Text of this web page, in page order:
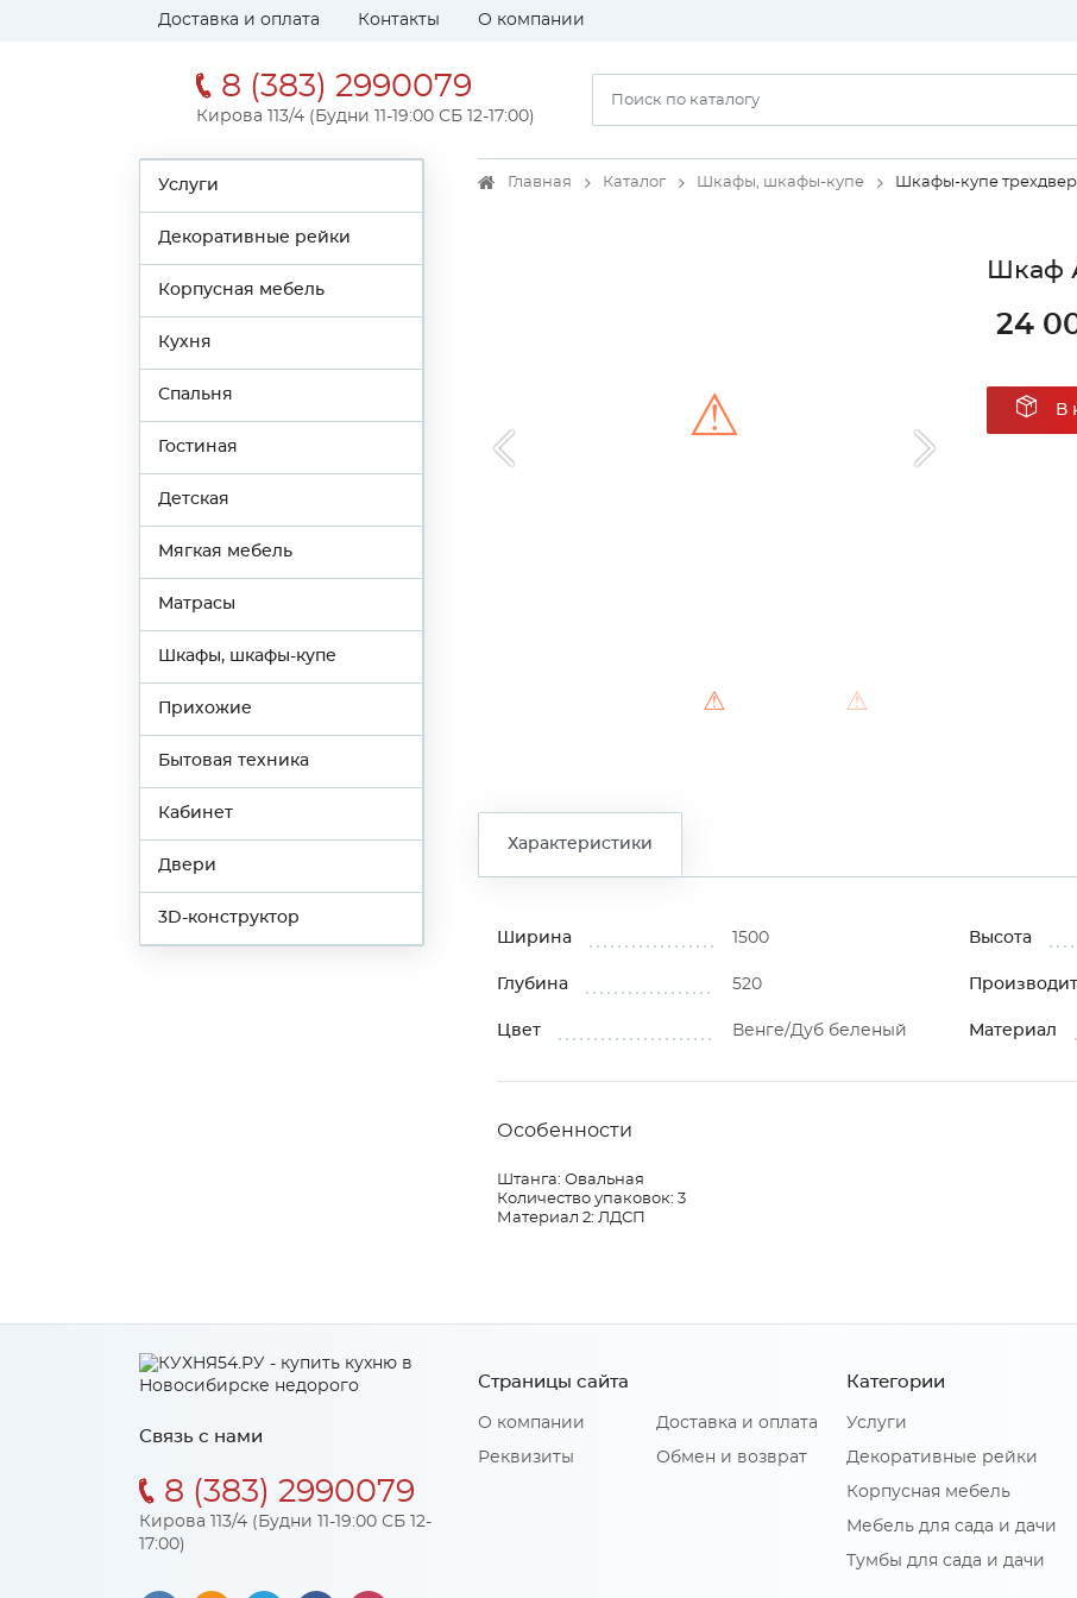
Доставка и оплата Контакты О компании
8 (383) 2990079
Кирова 113/4 (Будни 11-19:00 СБ 12-17:00)
Услуги
Декоративные рейки
Корпусная мебель
Кухня
Спальня
Гостиная
Детская
Мягкая мебель
Матрасы
Шкафы, шкафы-купе
Прихожие
Бытовая техника
Кабинет
Двери
3D-конструктор
Главная Каталог Шкафы, шкафы-купе Шкафы-купе
⚠ ⚠
⚠
Шкаф
24
В
Характеристики
Ширина 1500 Высота
Глубина 520
Цвет Венге/Дуб беленый Материал
Особенности
Штанга: Овальная
Количество упаковок: 3
Материал 2: ЛДСП
Связь с нами
8 (383) 2990079
Кирова 113/4 (Будни 11-19:00 СБ 12-
17:00)
Страницы сайта
О компании
Реквизиты
Доставка и оплата
Обмен и возврат
Категории
Услуги
Декоративные рейки
Корпусная мебель
Мебель для сада и дачи
Тумбы для сада и дачи